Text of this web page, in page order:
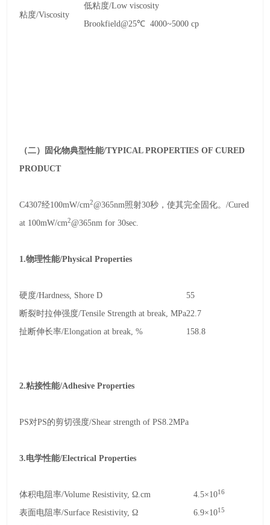
粘度/Viscosity
低粘度/Low viscosity
Brookfield@25℃ 4000~5000 cp
（二）固化物典型性能/TYPICAL PROPERTIES OF CURED
PRODUCT
C4307经100mW/cm2@365nm照射30秒，使其完全固化。/Cured
at 100mW/cm2@365nm for 30sec.
1.物理性能/Physical Properties
硬度/Hardness, Shore D
55
断裂时拉伸强度/Tensile Strength at break, MPa22.7
扯断伸长率/Elongation at break, % 158.8
2.粘接性能/Adhesive Properties
PS对PS的剪切强度/Shear strength of PS8.2MPa
3. 电学性能/Electrical Properties
体积电阻率/Volume Resistivity, Ω.cm 4.5×1016
表面电阻率/Surface Resistivity, Ω 6.9×1015